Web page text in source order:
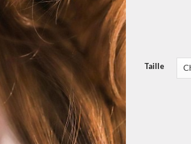
Taille